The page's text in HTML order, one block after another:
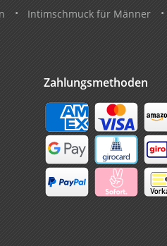
• Intimschmuck für Männer •
Zahlungsmethoden